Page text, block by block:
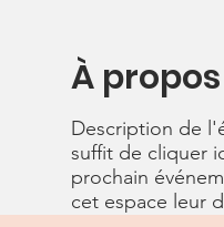
À
Description de
suffit de cliquer
prochain
cet espace leur